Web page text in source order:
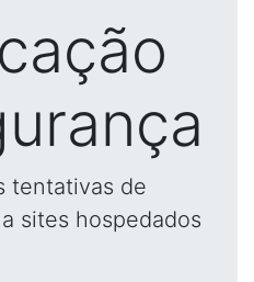
tentativas de
sites hospedados